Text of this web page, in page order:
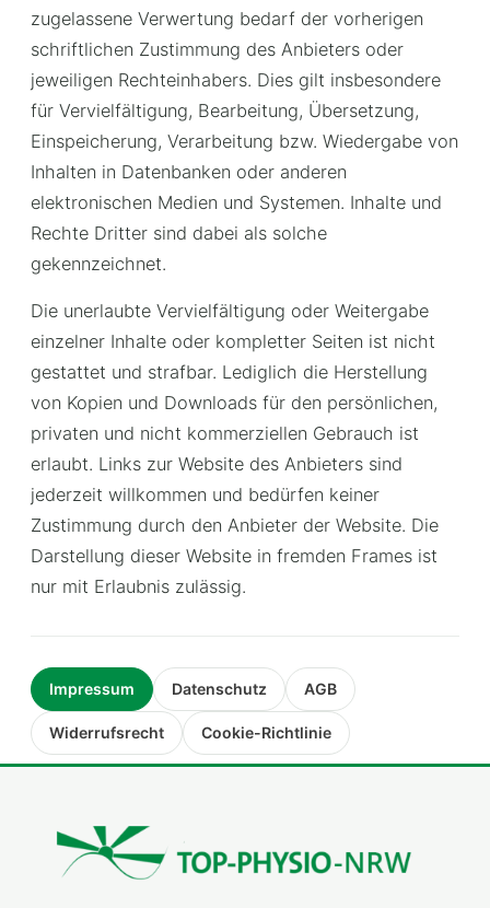
zugelassene Verwertung bedarf der vorherigen
schriftlichen Zustimmung des Anbieters oder
jeweiligen Rechteinhabers. Dies gilt insbesondere
für Vervielfältigung, Bearbeitung, Übersetzung,
Einspeicherung, Verarbeitung bzw. Wiedergabe von
Inhalten in Datenbanken oder anderen
elektronischen Medien und Systemen. Inhalte und
Rechte Dritter sind dabei als solche
gekennzeichnet.
Die unerlaubte Vervielfältigung oder Weitergabe
einzelner Inhalte oder kompletter Seiten ist nicht
gestattet und strafbar. Lediglich die Herstellung
von Kopien und Downloads für den persönlichen,
privaten und nicht kommerziellen Gebrauch ist
erlaubt. Links zur Website des Anbieters sind
jederzeit willkommen und bedürfen keiner
Zustimmung durch den Anbieter der Website. Die
Darstellung dieser Website in fremden Frames ist
nur mit Erlaubnis zulässig.
Impressum Datenschutz AGB
Widerrufsrecht Cookie-Richtlinie